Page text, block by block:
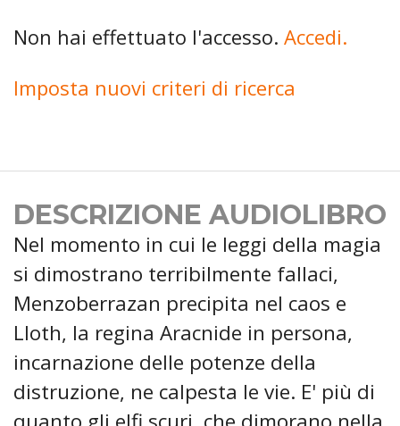
Non hai effettuato l'accesso. Accedi.
Imposta nuovi criteri di ricerca
DESCRIZIONE AUDIOLIBRO
Nel momento in cui le leggi della magia
si dimostrano terribilmente fallaci,
Menzoberrazan precipita nel caos e
Lloth, la regina Aracnide in persona,
incarnazione delle potenze della
distruzione, ne calpesta le vie. E' più di